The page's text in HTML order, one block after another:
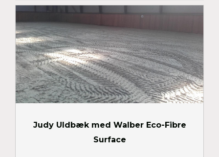
Judy Uldbæk med Walber Eco-Fibre
Surface